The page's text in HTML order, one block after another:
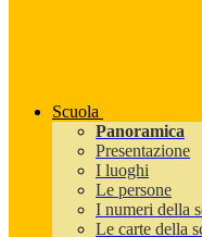
Scuola
Panoramica
Presentazione
I luoghi
Le persone
I numeri della
Le carte della